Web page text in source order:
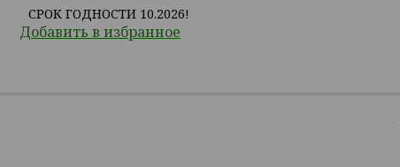
СРОК ГОДНОСТИ 10.2026!
Добавить в избранное